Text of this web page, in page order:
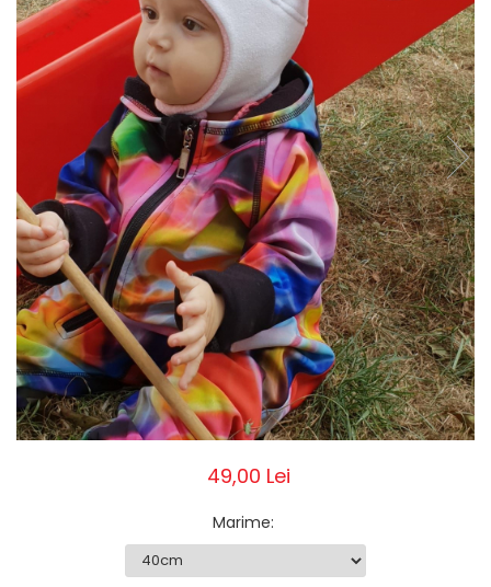
Pălării de Soare
49,00 Lei
Marime: